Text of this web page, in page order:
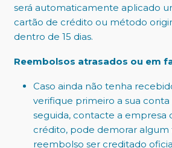
será automaticamente aplicado
cartão de crédito ou método
dentro de 15 dias.
Reembolsos atrasados ou em
Caso ainda não tenha
verifique primeiro a sua conta
seguida, contacte a empresa
crédito, pode demorar
reembolso ser creditado